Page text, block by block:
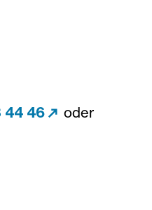
44 46
oder